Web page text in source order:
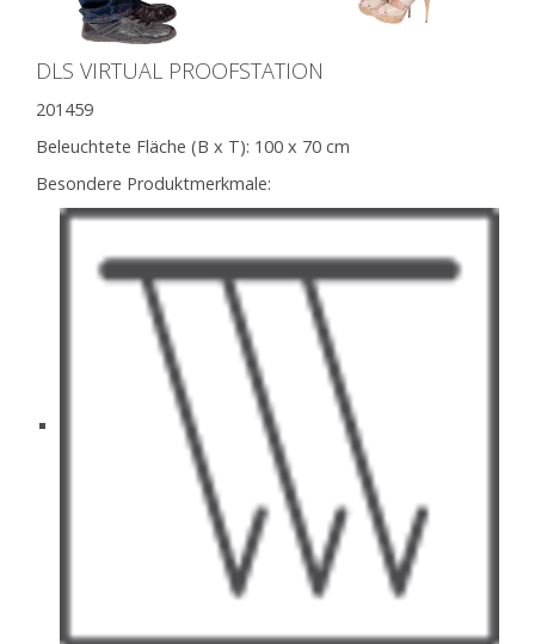
DLS VIRTUAL PROOFSTATION
201459
Beleuchtete Fläche (B x T): 100 x 70 cm
Besondere Produktmerkmale: